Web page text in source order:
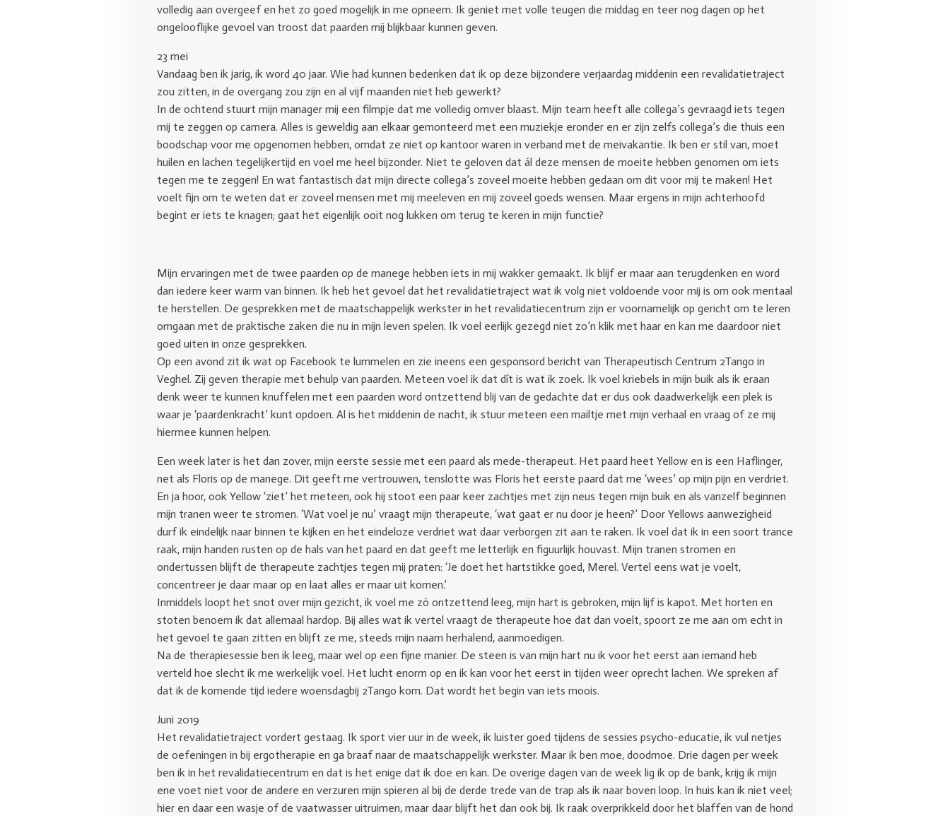
volledig aan overgeef en het zo goed mogelijk in me opneem. Ik geniet met volle teugen die middag en teer nog dagen op het
ongelooflijke gevoel van troost dat paarden mij blijkbaar kunnen geven.
23 mei
Vandaag ben ik jarig, ik word 40 jaar. Wie had kunnen bedenken dat ik op deze bijzondere verjaardag middenin een revalidatietraject
zou zitten, in de overgang zou zijn en al vijf maanden niet heb gewerkt?
In de ochtend stuurt mijn manager mij een filmpje dat me volledig omver blaast. Mijn team heeft alle collega’s gevraagd iets tegen
mij te zeggen op camera. Alles is geweldig aan elkaar gemonteerd met een muziekje eronder en er zijn zelfs collega’s die thuis een
boodschap voor me opgenomen hebben, omdat ze niet op kantoor waren in verband met de meivakantie. Ik ben er stil van, moet
huilen en lachen tegelijkertijd en voel me heel bijzonder. Niet te geloven dat ál deze mensen de moeite hebben genomen om iets
tegen me te zeggen! En wat fantastisch dat mijn directe collega’s zoveel moeite hebben gedaan om dit voor mij te maken! Het
voelt fijn om te weten dat er zoveel mensen met mij meeleven en mij zoveel goeds wensen. Maar ergens in mijn achterhoofd
begint er iets te knagen; gaat het eigenlijk ooit nog lukken om terug te keren in mijn functie?
Mijn ervaringen met de twee paarden op de manege hebben iets in mij wakker gemaakt. Ik blijf er maar aan terugdenken en word
dan iedere keer warm van binnen. Ik heb het gevoel dat het revalidatietraject wat ik volg niet voldoende voor mij is om ook mentaal
te herstellen. De gesprekken met de maatschappelijk werkster in het revalidatiecentrum zijn er voornamelijk op gericht om te leren
omgaan met de praktische zaken die nu in mijn leven spelen. Ik voel eerlijk gezegd niet zo’n klik met haar en kan me daardoor niet
goed uiten in onze gesprekken.
Op een avond zit ik wat op Facebook te lummelen en zie ineens een gesponsord bericht van Therapeutisch Centrum 2Tango in
Veghel. Zij geven therapie met behulp van paarden. Meteen voel ik dat dít is wat ik zoek. Ik voel kriebels in mijn buik als ik eraan
denk weer te kunnen knuffelen met een paarden word ontzettend blij van de gedachte dat er dus ook daadwerkelijk een plek is
waar je ‘paardenkracht’ kunt opdoen. Al is het middenin de nacht, ik stuur meteen een mailtje met mijn verhaal en vraag of ze mij
hiermee kunnen helpen.
Een week later is het dan zover, mijn eerste sessie met een paard als mede-therapeut. Het paard heet Yellow en is een Haflinger,
net als Floris op de manege. Dit geeft me vertrouwen, tenslotte was Floris het eerste paard dat me ‘wees’ op mijn pijn en verdriet.
En ja hoor, ook Yellow ‘ziet’ het meteen, ook hij stoot een paar keer zachtjes met zijn neus tegen mijn buik en als vanzelf beginnen
mijn tranen weer te stromen. ‘Wat voel je nu’ vraagt mijn therapeute, ‘wat gaat er nu door je heen?’ Door Yellows aanwezigheid
durf ik eindelijk naar binnen te kijken en het eindeloze verdriet wat daar verborgen zit aan te raken. Ik voel dat ik in een soort trance
raak, mijn handen rusten op de hals van het paard en dat geeft me letterlijk en figuurlijk houvast. Mijn tranen stromen en
ondertussen blijft de therapeute zachtjes tegen mij praten: ‘Je doet het hartstikke goed, Merel. Vertel eens wat je voelt,
concentreer je daar maar op en laat alles er maar uit komen.’
Inmiddels loopt het snot over mijn gezicht, ik voel me zó ontzettend leeg, mijn hart is gebroken, mijn lijf is kapot. Met horten en
stoten benoem ik dat allemaal hardop. Bij alles wat ik vertel vraagt de therapeute hoe dat dan voelt, spoort ze me aan om echt in
het gevoel te gaan zitten en blijft ze me, steeds mijn naam herhalend, aanmoedigen.
Na de therapiesessie ben ik leeg, maar wel op een fijne manier. De steen is van mijn hart nu ik voor het eerst aan iemand heb
verteld hoe slecht ik me werkelijk voel. Het lucht enorm op en ik kan voor het eerst in tijden weer oprecht lachen. We spreken af
dat ik de komende tijd iedere woensdagbij 2Tango kom. Dat wordt het begin van iets moois.
Juni 2019
Het revalidatietraject vordert gestaag. Ik sport vier uur in de week, ik luister goed tijdens de sessies psycho-educatie, ik vul netjes
de oefeningen in bij ergotherapie en ga braaf naar de maatschappelijk werkster. Maar ik ben moe, doodmoe. Drie dagen per week
ben ik in het revalidatiecentrum en dat is het enige dat ik doe en kan. De overige dagen van de week lig ik op de bank, krijg ik mijn
ene voet niet voor de andere en verzuren mijn spieren al bij de derde trede van de trap als ik naar boven loop. In huis kan ik niet veel;
hier en daar een wasje of de vaatwasser uitruimen, maar daar blijft het dan ook bij. Ik raak overprikkeld door het blaffen van de hond